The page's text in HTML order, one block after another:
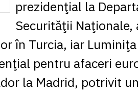
1 NOK = 0.4191
= 2.6097
1 PLN= 1.1646
1 RSD
= 0.0425
1 RUB = 0.0530
1 SEK = 0.4526
1 TRY= 0.1141
1 UAH= 0.1048
1 XDR = 5.9383
1 ZAR = 0.2318
prezidenţial la
Securităţii Naţionale,
în Turcia, iar
pentru afaceri
la Madrid, potrivit